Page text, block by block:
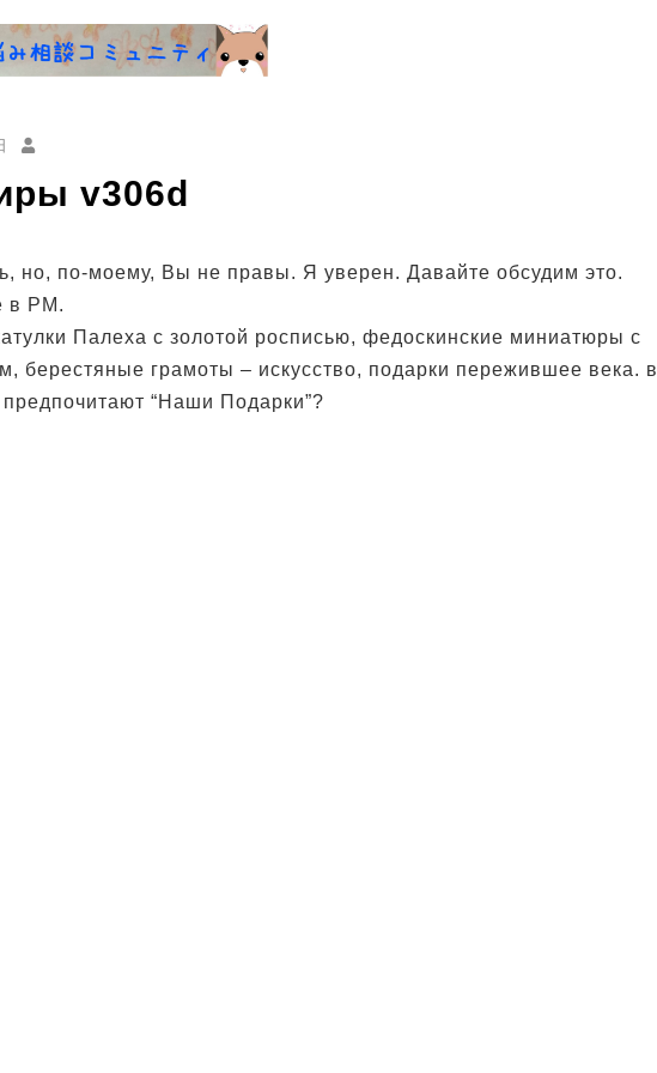
v306d
но, по-моему, Вы не правы. Я уверен. Давайте обсудим это.
в PM.
Палеха с золотой росписью, федоскинские миниатюры с
берестяные грамоты – искусство, подарки пережившее века. в
“Наши Подарки”?